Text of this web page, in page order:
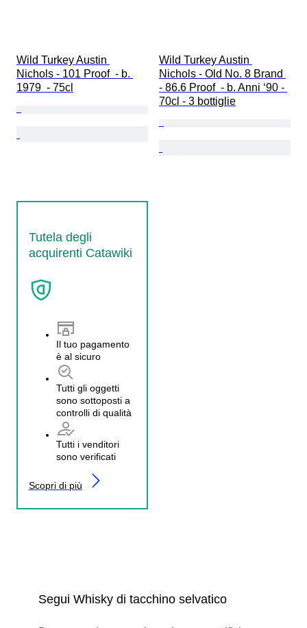
Wild Turkey Austin
Nichols - 101 Proof  - b.
1979  - 75cl
Wild Turkey Austin
Nichols - Old No. 8 Brand
- 86.6 Proof  - b. Anni ‘90 -
70cl - 3 bottiglie
Tutela degli
acquirenti Catawiki
Il tuo pagamento
è al sicuro
Tutti gli oggetti
sono sottoposti a
controlli di qualità
Tutti i venditori
sono verificati
Scopri di più
Segui Whisky di tacchino selvatico